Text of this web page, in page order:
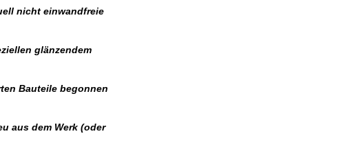
nicht einwandfreie
glänzendem
Bauteile begonnen
aus dem Werk (oder